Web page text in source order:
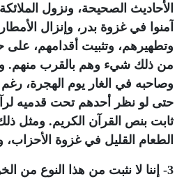
الأحاديث الصحيحة، ونزول
آمنوا في غزوة بدر، وإنزال
وتطهيرهم، وتثبيت أقدامهم،
من ذلك شيء وهم بالقرب منهم.
وصاحبه في الغار يوم الهجرة،
حتى لو نظر أحدهم تحت قدميه
ثابت بنص القرآن الكريم. ومثل
الطعام القليل في غزوة
3- إننا لا نثبت من هذا النوع من